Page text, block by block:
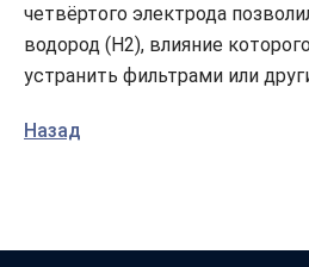
четвёртого электрода
водород (H2), влияние
устранить фильтрами или
Назад